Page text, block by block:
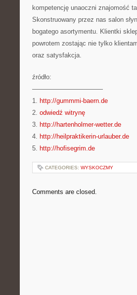
kompetencję unaoczni znajomość
Skonstruowany przez nas salon
bogatego asortymentu. Klientki
powrotem zostając nie tylko
oraz satysfakcja.
źródło:
———————————
1. http://gummmi-baern.de
2. odwiedź witrynę
3. http://hartenholmer-wetter.de
4. http://heilpraktikerin-urlauber.de
5. http://hofisegrim.de
CATEGORIES: WYSKOCZMY
Comments are closed.